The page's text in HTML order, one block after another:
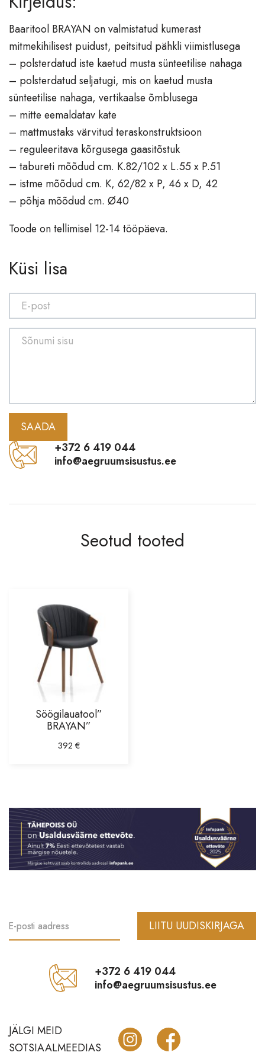
Vaibad
Valgustid
Põrandavalgustid
Lauavalgustid
Laevalgustid
Lühtrid
Seinavalgustid
Aksessuaarid
Vaasid
Laekad
Nagid, esikud
Dekoratsioonid
Kellad
Padjad, laudlinad, kardinad
Jõuluehted
Maalid ja pildid
Maalid lõuendil
Deko
Maalid klaasil
Teatro Fragranze
Märkmikud Paperblanks
Baaritool BRAYAN on valmistatud kumerast
mitmekihilisest puidust, peitsitud pähkli viimistlusega
– polsterdatud iste kaetud musta sünteetilise nahaga
– polsterdatud seljatugi, mis on kaetud musta
sünteetilise nahaga, vertikaalse õmblusega
– mitte eemaldatav kate
– mattmustaks värvitud teraskonstruktsioon
– reguleeritava kõrgusega gaasitõstuk
– tabureti mõõdud cm. K.82/102 x L.55 x P.51
– istme mõõdud cm. K, 62/82 x P, 46 x D, 42
– põhja mõõdud cm. Ø40
Toode on tellimisel 12-14 tööpäeva.
Küsi lisa
SAADA
+372 6 419 044
info@aegruumsisustus.ee
Seotud tooted
Söögilauatool”
BRAYAN”
392 €
E-posti aadress LIITU UUDISKIRJAGA
+372 6 419 044
info@aegruumsisustus.ee
JÄLGI MEID
SOTSIAALMEEDIAS